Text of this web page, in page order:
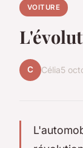
VOITURE
C Célia5